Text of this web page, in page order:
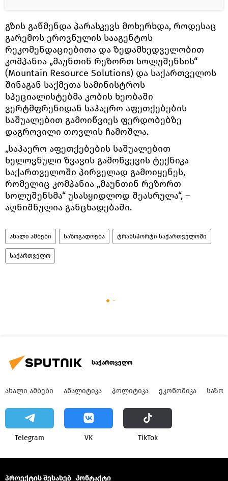
გზის გაწმენდა პარასკევს მოხერხდა, როდესაც
გარემოს ეროვნულის სააგენტოს
რეკომენდაციებითა და ზედამხედველობით
კომპანია „მაუნთინ რეზორთ სოლუშენსის“
(Mountain Resource Solutions) და საქართველოს
შინაგან საქმეთა სამინისტროს
სპეციალისტებმა კობის ხეობაში
ვერტმფრენიდან საჰაერო აფეთქებების
საშუალებით გამოიწვიეს ფერდობებზე
დაგროვილი თოვლის ჩამოშლა.
„საჰაერო აფეთქებების საშუალებით
ხელოვნული ზვავის გამოწვევის ტექნიკა
საქართველოში პირველად გამოიყენეს,
რომელიც კომპანია „მაუნთინ რეზორთ
სოლუშენსმა“ უსასყიდლოდ შეასრულა“, –
აღნიშნულია განცხადებაში.
ახალი ამბები საზოგადოება ტრანსპორტი საქართველოში
საქართველო
საქართველო
ᲐᲮᲐᲚᲘ ᲐᲛᲑᲔᲑᲘ ᲐᲜᲐᲚᲘᲢᲘᲙᲐ ᲞᲝᲚᲘᲢᲘᲙᲐ ᲔᲙᲝᲜᲝᲛᲘᲙᲐ
Telegram VK ТikТоk
პროექტის შესახებ Კონტაქტი